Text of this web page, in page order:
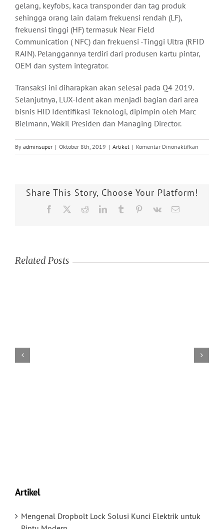
gelang, keyfobs, kaca transponder dan tag produk
sehingga orang lain dalam frekuensi rendah (LF),
frekuensi tinggi (HF) termasuk Near Field
Communication ( NFC) dan frekuensi -Tinggi Ultra (RFID
RAIN). Pelanggannya terdiri dari produsen kartu pintar,
OEM dan system integrator.
Transaksi ini diharapkan akan selesai pada Q4 2019.
Selanjutnya, LUX-Ident akan menjadi bagian dari area
bisnis HID Identifikasi Teknologi, dipimpin oleh Marc
Bielmann, Wakil Presiden dan Managing Director.
By adminsuper | Oktober 8th, 2019 | Artikel | Komentar Dinonaktifkan
Share This Story, Choose Your Platform!
Facebook RedditLinkedInTumblr Pinterest
Vk Email
Related Posts
Artikel
Mengenal Dropbolt Lock Solusi Kunci Elektrik untuk